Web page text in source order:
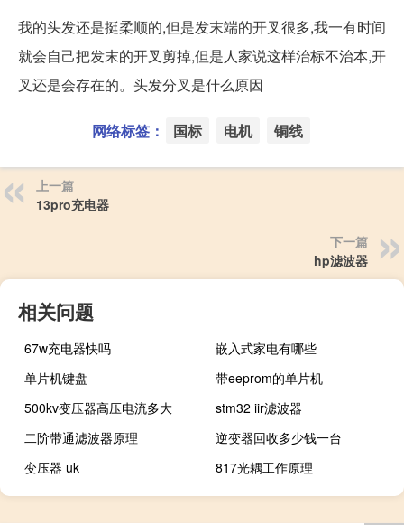
我的头发还是挺柔顺的,但是发末端的开叉很多,我一有时间
就会自己把发末的开叉剪掉,但是人家说这样治标不治本,开
叉还是会存在的。头发分叉是什么原因
网络标签： 国标 电机 铜线
上一篇
13pro充电器
下一篇
hp滤波器
相关问题
67w充电器快吗
嵌入式家电有哪些
单片机键盘
带eeprom的单片机
500kv变压器高压电流多大
stm32 iir滤波器
二阶带通滤波器原理
逆变器回收多少钱一台
变压器 uk
817光耦工作原理